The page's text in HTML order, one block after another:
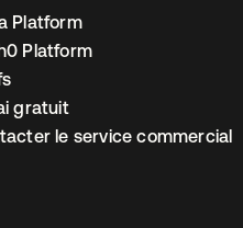
Platform
Platform
gratuit
le service commercial